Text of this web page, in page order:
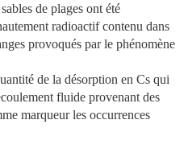
de plages ont été
radioactif contenu dans
provoqués par le phénomène
de la désorption en Cs qui
fluide provenant des
marqueur les occurrences